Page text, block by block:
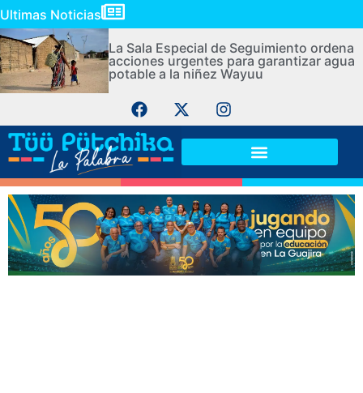
Ultimas Noticias
La Sala Especial de Seguimiento ordena
acciones urgentes para garantizar agua
potable a la niñez Wayuu